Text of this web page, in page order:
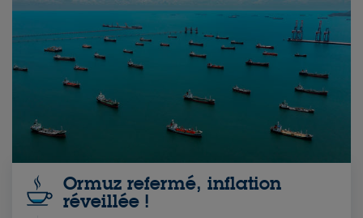
Ormuz refermé, inflation
réveillée !